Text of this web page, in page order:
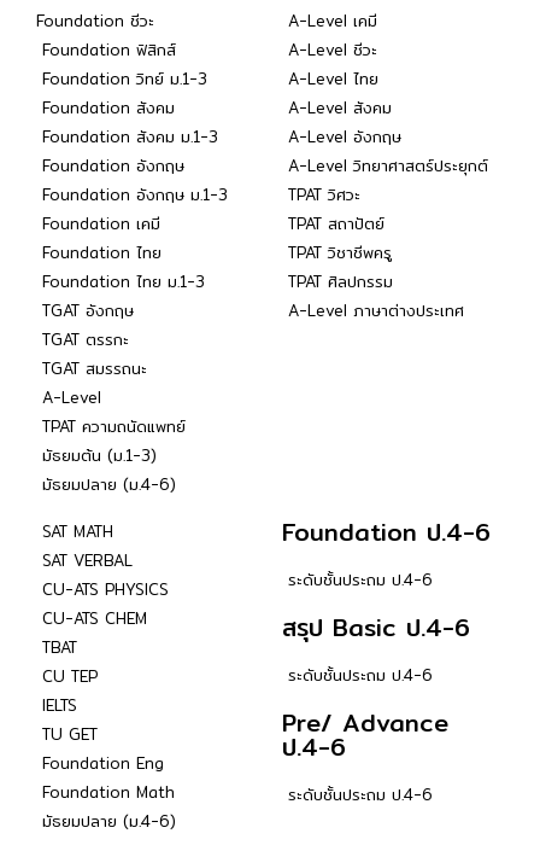
Foundation ชีวะ
Foundation ฟิสิกส์
Foundation วิทย์ ม.1-3
Foundation สังคม
Foundation สังคม ม.1-3
Foundation อังกฤษ
Foundation อังกฤษ ม.1-3
Foundation เคมี
Foundation ไทย
Foundation ไทย ม.1-3
TGAT อังกฤษ
TGAT ตรรกะ
TGAT สมรรถนะ
A-Level
TPAT ความถนัดแพทย์
มัธยมต้น (ม.1-3)
มัธยมปลาย (ม.4-6)
A-Level เคมี
A-Level ชีวะ
A-Level ไทย
A-Level สังคม
A-Level อังกฤษ
A-Level วิทยาศาสตร์ประยุกต์
TPAT วิศวะ
TPAT สถาปัตย์
TPAT วิชาชีพครู
TPAT ศิลปกรรม
A-Level ภาษาต่างประเทศ
SAT MATH
SAT VERBAL
CU-ATS PHYSICS
CU-ATS CHEM
TBAT
CU TEP
IELTS
TU GET
Foundation Eng
Foundation Math
มัธยมปลาย (ม.4-6)
Foundation ป.4-6
ระดับชั้นประถม ป.4-6
สรุป Basic ป.4-6
ระดับชั้นประถม ป.4-6
Pre/ Advance
ป.4-6
ระดับชั้นประถม ป.4-6